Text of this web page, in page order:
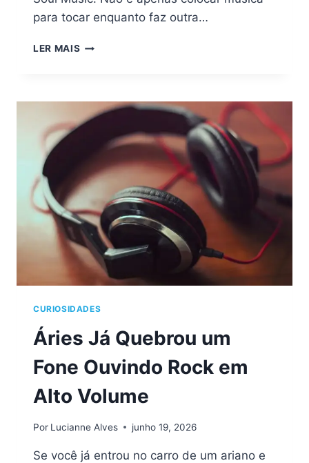
para tocar enquanto faz outra…
LER MAIS TOURO
EXPLICAR
POR
AQUELA
É
PERFEITA
CURIOSIDADES
Áries Já Quebrou um
Fone Ouvindo Rock em
Alto Volume
Por Lucianne Alves junho 19, 2026
Se você já entrou no carro de um ariano e